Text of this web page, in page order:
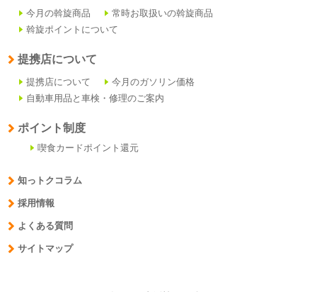
今月の斡旋商品
常時お取扱いの斡旋商品
斡旋ポイントについて
提携店について
提携店について
今月のガソリン価格
自動車用品と車検・修理のご案内
ポイント制度
喫食カードポイント還元
知っトクコラム
採用情報
よくある質問
サイトマップ